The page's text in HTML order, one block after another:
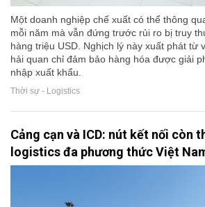
Một doanh nghiệp chế xuất có thể thông
mỗi năm mà vẫn đứng trước rủi ro bị truy
hàng triệu USD. Nghịch lý này xuất phát từ
hải quan chỉ đảm bảo hàng hóa được giải
nhập xuất khẩu.
Thời sự - Logistics
Cảng cạn và ICD: nút kết nối còn
logistics đa phương thức Việt